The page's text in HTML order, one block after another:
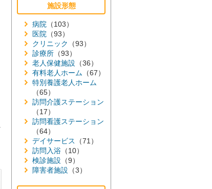
施設形態
病院 （103）
医院 （93）
クリニック
（93）
診療所 （93）
老人保健施設 （36）
有料老人ホーム （67）
特別養護老人ホーム
（65）
訪問介護ステーション
（17）
訪問看護ステーション
（64）
デイサービス
（71）
訪問入浴 （10）
検診施設 （9）
障害者施設 （3）